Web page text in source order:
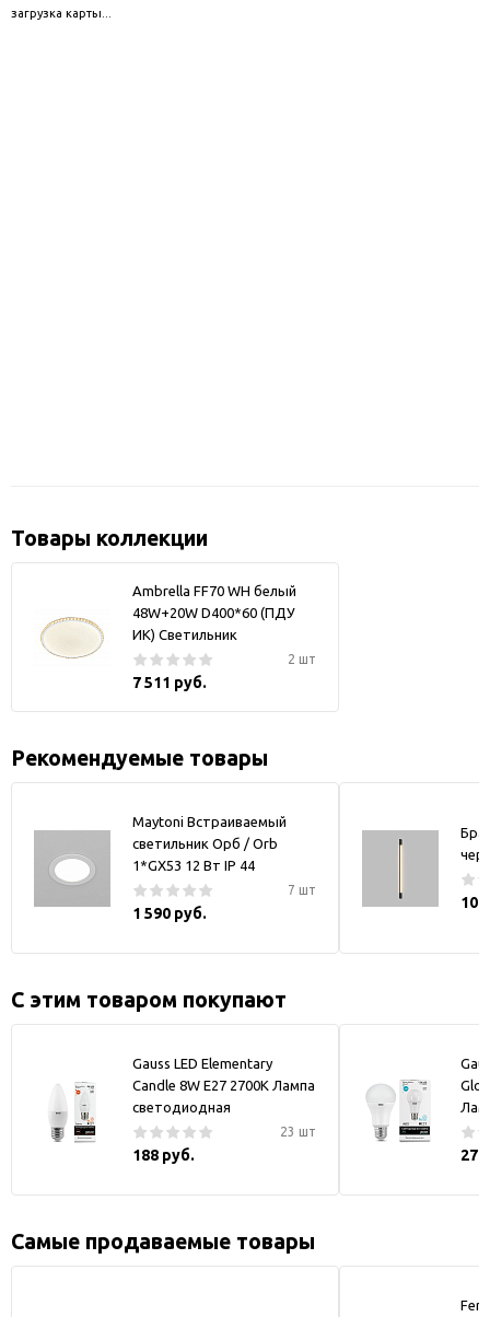
загрузка карты...
Товары коллекции
Ambrella FF70 WH белый
48W+20W D400*60 (ПДУ
ИК) Светильник
2 шт
7 511 руб.
Рекомендуемые товары
Maytoni Встраиваемый
светильник Орб / Orb
1*GX53 12 Вт IP 44
7 шт
1 590 руб.
Бра
10
С этим товаром покупают
Gauss LED Elementary
Candle 8W E27 2700K Лампа
светодиодная
23 шт
188 руб.
Самые продаваемые товары